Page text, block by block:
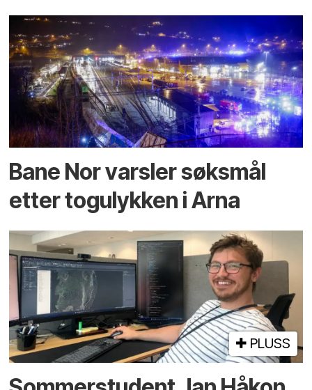
Bane Nor varsler søksmål
etter togulykken i Arna
PLUSS